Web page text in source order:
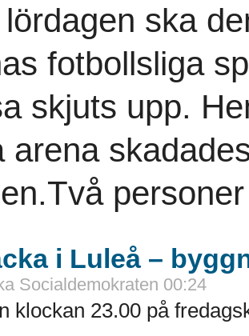
ska
fotbollsliga
skjuts upp.
arena
i Luleå –
Socialdemokraten 00:24
klockan 23.00 på